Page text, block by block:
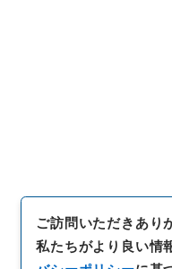
ご訪問いただきあり
私たちがより良い情